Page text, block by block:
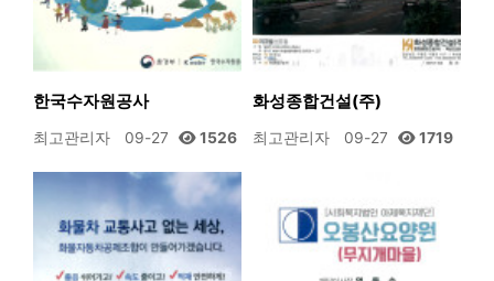
한국수자원공사
최고관리자 09-27 1526
화성종합건설(주)
최고관리자 09-27 1719